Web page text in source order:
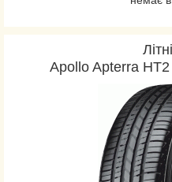
Apollo Apterra